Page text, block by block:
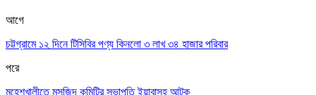
আগে
চট্টগ্রামে ১২ দিনে টিসিবির পণ্য কিনলো ৩ লাখ ৩৪ হাজার পরিবার
পরে
মহেশখালীতে মসজিদ কমিটির সভাপতি ইয়াবাসহ আটক